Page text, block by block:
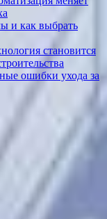
и как выбрать
становится
ошибки ухода за